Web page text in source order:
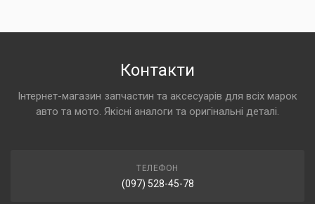
Контакти
Інтернет-магазин запчастин та аксесуарів для всіх марок
авто та мото. Якісні аналоги та оригінальні деталі.
ТЕЛЕФОН
(097) 528-45-78